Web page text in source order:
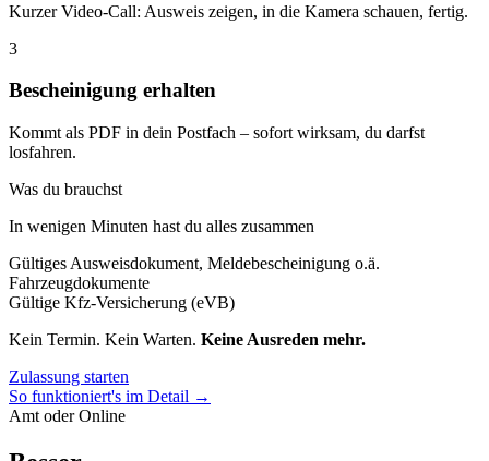
Kurzer Video-Call: Ausweis zeigen, in die Kamera schauen, fertig.
3
Bescheinigung erhalten
Kommt als PDF in dein Postfach – sofort wirksam, du darfst
losfahren.
Was du brauchst
In wenigen Minuten hast du alles zusammen
Gültiges Ausweisdokument, Meldebescheinigung o.ä.
Fahrzeugdokumente
Gültige Kfz-Versicherung (eVB)
Kein Termin. Kein Warten. Keine Ausreden mehr.
Zulassung starten
So funktioniert's im Detail →
Amt oder Online